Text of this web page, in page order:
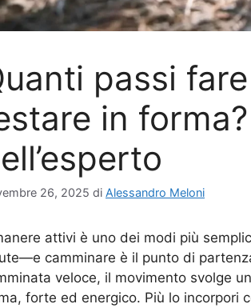
passi
in
26, 2025 di Alessandro Meloni
attivi è uno dei modi più
camminare è il punto di
veloce, il movimento svolge
forte ed energico. Più lo incorpori